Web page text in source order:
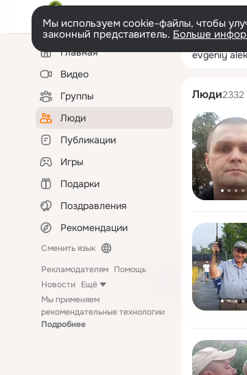
Мы используем cookie-файлы, чтобы
законный представитель. Больше
Левая
колонкаГлавная
Видео
Группы
Люди
Публикации
Игры
Подарки
Поздравления
Рекомендации
Сменить язык
Рекламодателям Помощь
Новости Ещё
Мы применяем
рекомендательные технологии
Подробнее
evgeniy
Люди2332